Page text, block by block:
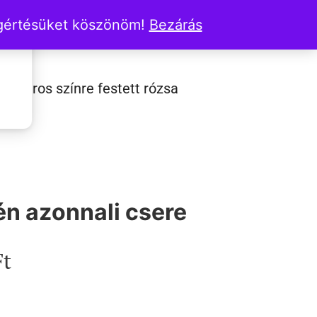
köszönöm! Bezárás
piros színre festett rózsa
azonnali csere